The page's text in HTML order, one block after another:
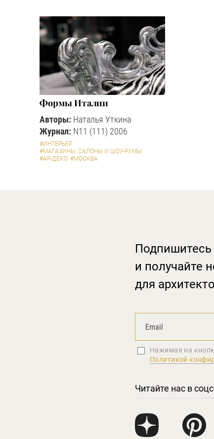
Формы Италии
Авторы: Наталья Уткина
Журнал: N11 (111) 2006
#ИНТЕРЬЕР
#МАГАЗИНЫ, САЛОНЫ И ШОУ-РУМЫ
#АР-ДЕКО #МОСКВА
и получайте
для
Нажимая на
Политикой
Читайте нас в